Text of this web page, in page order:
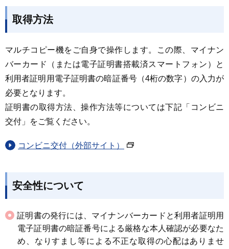
取得方法
マルチコピー機をご自身で操作します。この際、マイナン
バーカード
（または電子証明書搭載済スマートフォン）
と
利用者証明用電子証明書の暗証番号（4桁の数字）の入力が
必要となります。
証明書の取得方法、操作方法等については下記「コンビニ
交付」をご覧ください。
コンビニ交付（外部サイト）
安全性について
証明書の発行には、マイナンバーカードと利用者証明用
電子証明書の暗証番号による厳格な本人確認が必要なた
め、なりすまし等による不正な取得の心配はありませ